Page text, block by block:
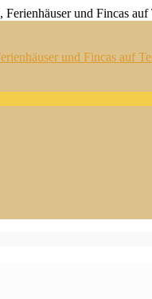
und Fincas auf